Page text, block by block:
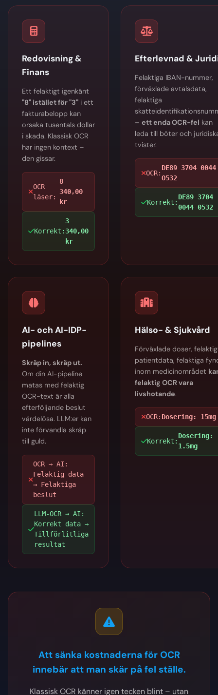
Redovisning &
Finans
Ett felaktigt igenkänt
"8" istället för "3" i ett
fakturabelopp kan
orsaka tusentals dollar
i skada. Klassisk OCR
har ingen kontext –
den gissar.
OCR
läser:
8
340,00
kr
Korrekt:
3
340,00
kr
Efterlevnad &
Felaktiga IBAN-nummer,
förväxlade avtalsdata,
felaktiga
– ett enda OCR-fel kan
leda till böter och
tvister.
OCR:
DE89 3704 0044
O532
Korrekt:
DE89 3704
0044 0532
AI- och AI-IDP-
pipelines
Skräp in, skräp ut.
Om din AI-pipeline
matas med felaktig
OCR-text är alla
efterföljande beslut
värdelösa. LLM:er kan
inte förvandla skräp
till guld.
OCR → AI:
Felaktig data
→ Felaktiga
beslut
LLM-OCR → AI:
Korrekt data →
Tillförlitliga
resultat
Hälso- & Sjukvård
Förväxlade doser,
patientdata, felaktiga
inom medicinområdet
felaktig OCR vara
livshotande.
OCR: Dosering: 15mg
Korrekt:
Dosering:
1.5mg
Att sänka kostnaderna för OCR
innebär att man skär på fel ställe.
Klassisk OCR känner igen tecken blint – utan